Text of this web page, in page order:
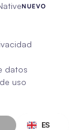
NUEVO
datos
uso
ES